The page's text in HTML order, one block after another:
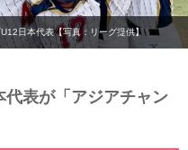
日本代表【写真：リーグ提供】
表が「アジアチャン